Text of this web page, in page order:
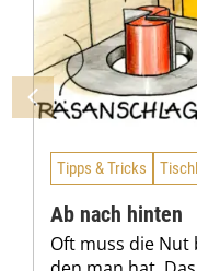
Tipps & Tricks
Ab nach hinten
Oft muss die Nut